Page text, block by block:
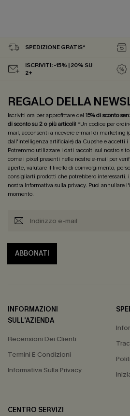
SPEDIZIONE GRATIS*
ISCRIVITI: -15% | 20% SU
2+
REGALO DELLA
Iscriviti ora per approfittare del 15% di sconto
di sconto su 2 o più articoli! *Un codice per
mail, acconsenti a ricevere e-mail di marketing
dall'intelligenza artificiale) da Cupshe e accetti i
Potremmo utilizzare i dati raccolti sul nostro
come i pixel presenti nelle nostre e-mail per
aperte, valutare il livello di coinvolgimento,
consigliarti prodotti che potrebbero interessarti,
nostra Informativa sulla privacy. Puoi annullare
momento.
ABBONATI
INFORMAZIONI
SULL'AZIENDA
Recensioni Dei Clienti
Termini E Condizioni
Informativa Sulla Privacy
CENTRO SERVIZI